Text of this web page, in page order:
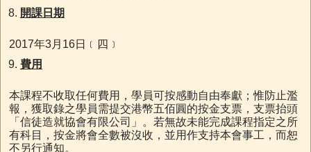
開課日期
2017年3月16日﹝四﹞
費用
本課程不收取任何費用，學員可按感動自由奉獻；惟防止濫
報，獲取錄之學員需提交港幣五佰圓的按金支票，支票抬頭
「信徒造就協會有限公司」。若無故未能完成課程指定之所
有科目，按金將會全數被沒收，並用作支持本會事工，而恕
不另行通知。